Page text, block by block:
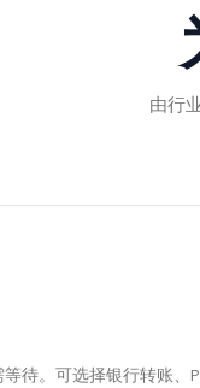
由行
待。可选择银行转账、